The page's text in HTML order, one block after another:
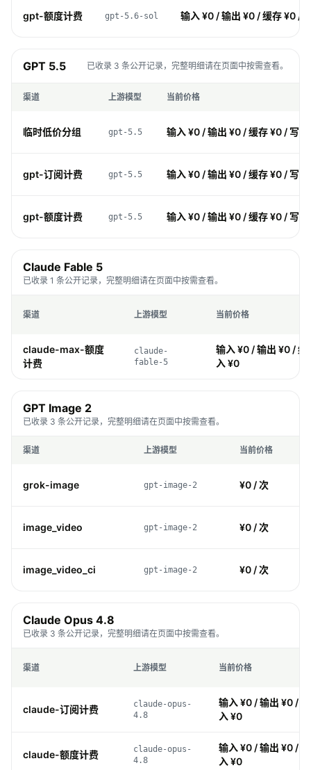
gpt-额度计费 gpt-5.6-sol 输入 ¥0 / 输出 ¥0 / 缓存 ¥0 /
GPT 5.5 已收录 3 条公开记录，完整明细请在页面中按需查看。
渠道 上游模型 当前价格
临时低价分组 gpt-5.5 输入 ¥0 / 输出 ¥0 / 缓存 ¥0 / 写
gpt-订阅计费 gpt-5.5 输入 ¥0 / 输出 ¥0 / 缓存 ¥0 / 写
gpt-额度计费 gpt-5.5 输入 ¥0 / 输出 ¥0 / 缓存 ¥0 / 写
Claude Fable 5
已收录 1 条公开记录，完整明细请在页面中按需查看。
渠道 上游模型 当前价格
claude-max-额度
计费
claude-
fable-5
输入 ¥0 / 输出 ¥0 / 缓
入 ¥0
GPT Image 2
已收录 3 条公开记录，完整明细请在页面中按需查看。
渠道 上游模型 当前价格
grok-image gpt-image-2 ¥0 / 次
image_video gpt-image-2 ¥0 / 次
image_video_ci gpt-image-2 ¥0 / 次
Claude Opus 4.8
已收录 3 条公开记录，完整明细请在页面中按需查看。
渠道 上游模型 当前价格
claude-订阅计费
claude-opus-
4.8
输入 ¥0 / 输出 ¥0 /
入 ¥0
claude-额度计费
claude-opus-
4.8
输入 ¥0 / 输出 ¥0 /
入 ¥0